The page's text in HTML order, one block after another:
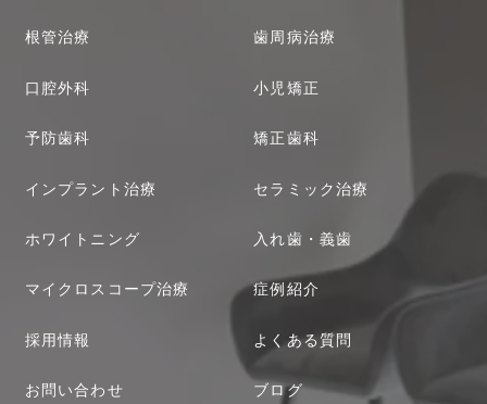
根管治療 歯周病治療
口腔外科 小児矯正
予防歯科 矯正歯科
インプラント治療 セラミック治療
ホワイトニング 入れ歯・義歯
マイクロスコープ治療 症例紹介
採用情報 よくある質問
お問い合わせ ブログ